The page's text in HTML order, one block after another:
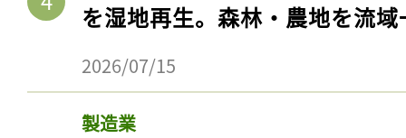
を湿地再生。森林・農地を流
2026/07/15
製造業